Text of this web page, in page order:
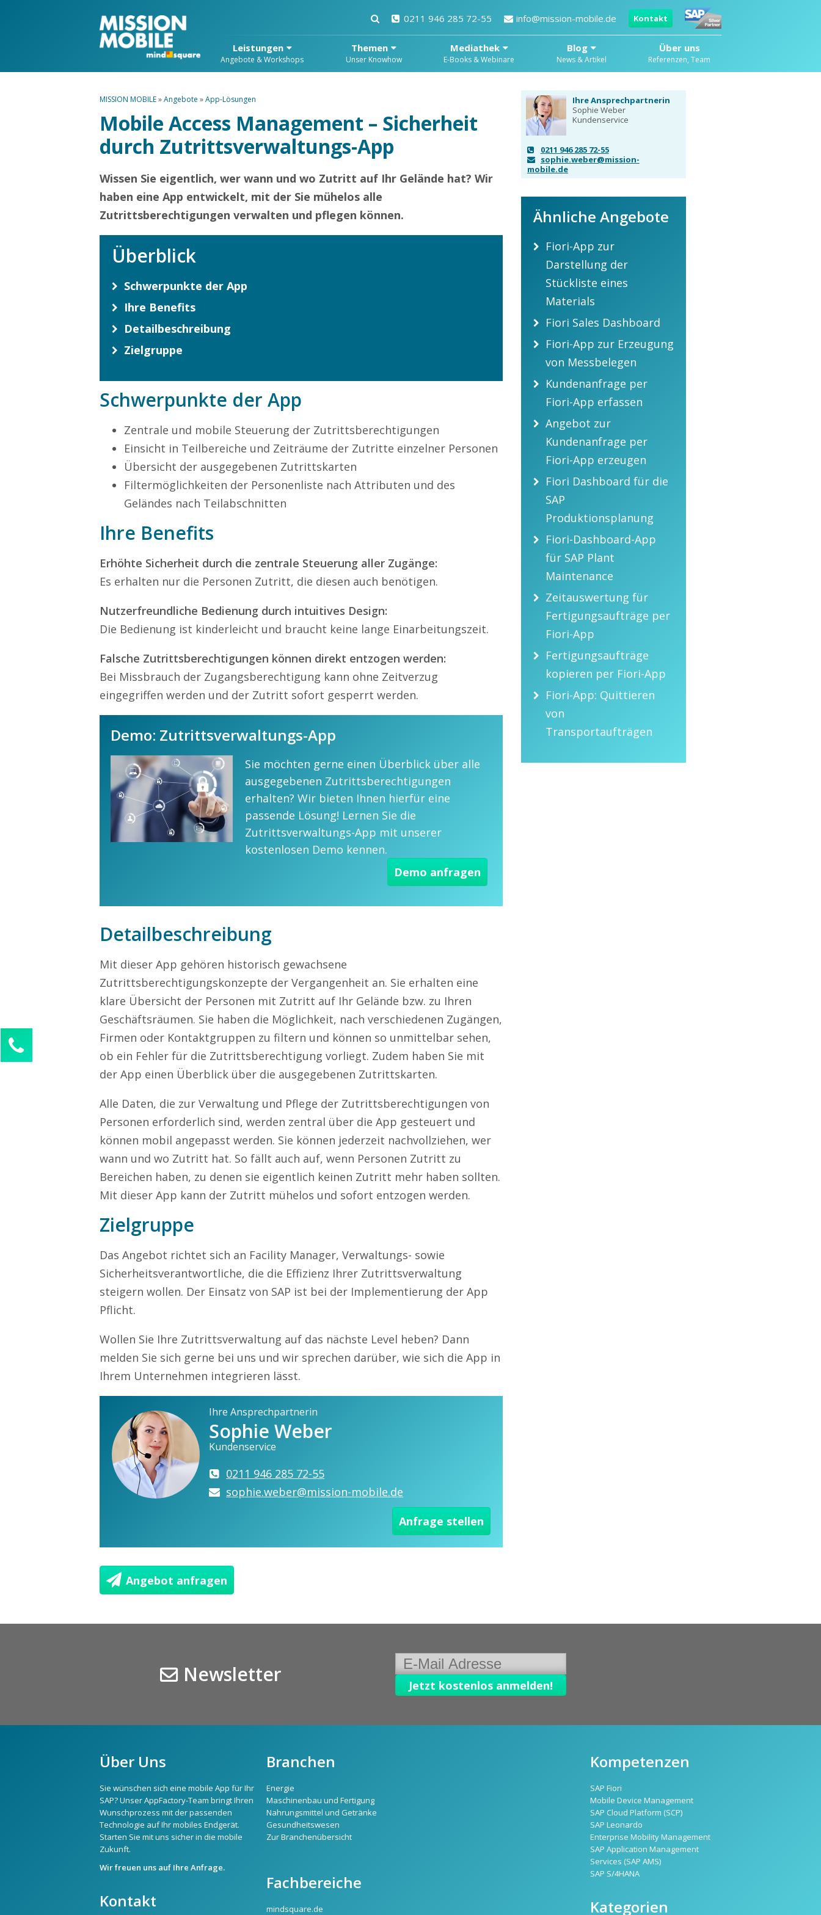
0211 946 285 72-55 info@mission-mobile.de Kontakt
Leistungen
Angebote & Workshops
Themen
Unser Knowhow
Mediathek
E-Books & Webinare
Blog
News & Artikel
Über uns
Referenzen, Team
Ihre Ansprechpartnerin
Sophie Weber
Kundenservice
0211 946 285 72-55
sophie.weber@mission-
mobile.de
Ähnliche Angebote
Fiori-App zur
Darstellung der
Stückliste eines
Materials
Fiori Sales Dashboard
Fiori-App zur Erzeugung
von Messbelegen
Kundenanfrage per
Fiori-App erfassen
Angebot zur
Kundenanfrage per
Fiori-App erzeugen
Fiori Dashboard für die
SAP
Produktionsplanung
Fiori-Dashboard-App
für SAP Plant
Maintenance
Zeitauswertung für
Fertigungsaufträge per
Fiori-App
Fertigungsaufträge
kopieren per Fiori-App
Fiori-App: Quittieren
von
Transportaufträgen
MISSION MOBILE»Angebote »App-Lösungen
Mobile Access Management – Sicherheit
durch Zutrittsverwaltungs-App
Wissen Sie eigentlich, wer wann und wo Zutritt auf Ihr Gelände hat? Wir
haben eine App entwickelt, mit der Sie mühelos alle
Zutrittsberechtigungen verwalten und pflegen können.
Überblick
Schwerpunkte der App
Ihre Benefits
Detailbeschreibung
Zielgruppe
Schwerpunkte der App
Zentrale und mobile Steuerung der Zutrittsberechtigungen
Einsicht in Teilbereiche und Zeiträume der Zutritte einzelner Personen
Übersicht der ausgegebenen Zutrittskarten
Filtermöglichkeiten der Personenliste nach Attributen und des
Geländes nach Teilabschnitten
Ihre Benefits
Erhöhte Sicherheit durch die zentrale Steuerung aller Zugänge:
Es erhalten nur die Personen Zutritt, die diesen auch benötigen.
Nutzerfreundliche Bedienung durch intuitives Design:
Die Bedienung ist kinderleicht und braucht keine lange Einarbeitungszeit.
Falsche Zutrittsberechtigungen können direkt entzogen werden:
Bei Missbrauch der Zugangsberechtigung kann ohne Zeitverzug
eingegriffen werden und der Zutritt sofort gesperrt werden.
Demo: Zutrittsverwaltungs-App
Sie möchten gerne einen Überblick über alle
ausgegebenen Zutrittsberechtigungen
erhalten? Wir bieten Ihnen hierfür eine
passende Lösung! Lernen Sie die
Zutrittsverwaltungs-App mit unserer
kostenlosen Demo kennen.
Demo anfragen
Detailbeschreibung
Mit dieser App gehören historisch gewachsene
Zutrittsberechtigungskonzepte der Vergangenheit an. Sie erhalten eine
klare Übersicht der Personen mit Zutritt auf Ihr Gelände bzw. zu Ihren
Geschäftsräumen. Sie haben die Möglichkeit, nach verschiedenen Zugängen,
Firmen oder Kontaktgruppen zu filtern und können so unmittelbar sehen,
ob ein Fehler für die Zutrittsberechtigung vorliegt. Zudem haben Sie mit
der App einen Überblick über die ausgegebenen Zutrittskarten.
Alle Daten, die zur Verwaltung und Pflege der Zutrittsberechtigungen von
Personen erforderlich sind, werden zentral über die App gesteuert und
können mobil angepasst werden. Sie können jederzeit nachvollziehen, wer
wann und wo Zutritt hat. So fällt auch auf, wenn Personen Zutritt zu
Bereichen haben, zu denen sie eigentlich keinen Zutritt mehr haben sollten.
Mit dieser App kann der Zutritt mühelos und sofort entzogen werden.
Zielgruppe
Das Angebot richtet sich an Facility Manager, Verwaltungs- sowie
Sicherheitsverantwortliche, die die Effizienz Ihrer Zutrittsverwaltung
steigern wollen. Der Einsatz von SAP ist bei der Implementierung der App
Pflicht.
Wollen Sie Ihre Zutrittsverwaltung auf das nächste Level heben? Dann
melden Sie sich gerne bei uns und wir sprechen darüber, wie sich die App in
Ihrem Unternehmen integrieren lässt.
Ihre Ansprechpartnerin
Sophie Weber
Kundenservice
0211 946 285 72-55
sophie.weber@mission-mobile.de
Anfrage stellen
Angebot anfragen
Newsletter
Über Uns
Sie wünschen sich eine mobile App für Ihr
SAP? Unser AppFactory-Team bringt Ihren
Wunschprozess mit der passenden
Technologie auf Ihr mobiles Endgerät.
Starten Sie mit uns sicher in die mobile
Zukunft.
Wir freuen uns auf Ihre Anfrage.
Kontakt
Branchen
Energie
Maschinenbau und Fertigung
Nahrungsmittel und Getränke
Gesundheitswesen
Zur Branchenübersicht
Fachbereiche
mindsquare.de
Kompetenzen
SAP Fiori
Mobile Device Management
SAP Cloud Platform (SCP)
SAP Leonardo
Enterprise Mobility Management
SAP Application Management
Services (SAP AMS)
SAP S/4HANA
Kategorien
Kontaktieren Sie uns!
Sophie Weber
Kundenservice
0211 946 285 72-55
sophie.weber@mission-mobile.de
Ihre Anfrage